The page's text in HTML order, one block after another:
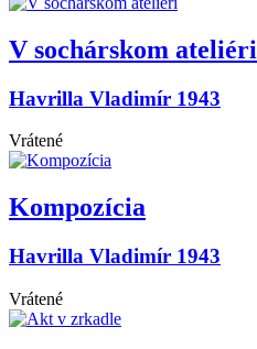
V sochárskom ateliéri
Havrilla Vladimír 1943
Vrátené
Kompozícia
Havrilla Vladimír 1943
Vrátené